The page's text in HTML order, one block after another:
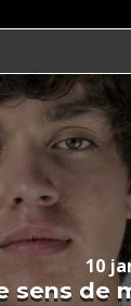
10
sens de